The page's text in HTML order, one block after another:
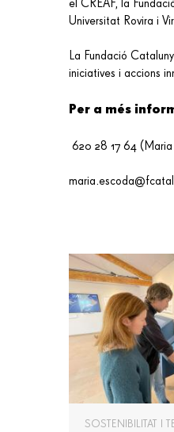
el CREAF, la
Universitat Rovira i
La Fundació
iniciatives i accions
Per a més
620 28 17 64
SOSTENIBILITAT I